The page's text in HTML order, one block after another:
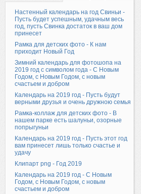
Настенный календарь на год Свиньи -
Пусть будет успешным, удачным весь
год, пусть Свинка достаток в ваш дом
принесет
Рамка для детских фото - К нам
приходит Новый Год
Зимний календарь для фотошопа на
2019 год с символом года - С Новым
Годом, с Новым Годом, с новым
счастьем и добром
Календарь на 2019 год - Пусть будут
верными друзья и очень дружною семья
Рамка-коллаж для детских фото - В
нашем парке есть шалуньи, озорные
попрыгуньи
Календарь на 2019 год - Пусть этот год
вам принесет лишь только счастье и
удачу
Клипарт png - Год 2019
Календарь на 2019 год - С Новым
Годом, с Новым Годом, с новым
счастьем и добром